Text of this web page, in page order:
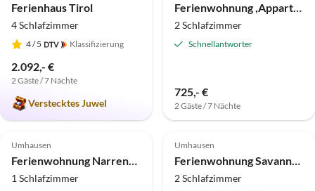
Ferienhaus Tirol
4 Schlafzimmer
4/ 5 Klassifizierung
2.092,- €
2 Gäste / 7 Nächte
Verstecktes Juwel
Ferienwohnung ,Appartement Melanie
2 Schlafzimmer
Schnellantworter
725,- €
2 Gäste / 7 Nächte
Umhausen
Ferienwohnung Narrenkogel
1 Schlafzimmer
Umhausen
Ferienwohnung Savannah im Bio & Reiterhof der Veitenhof
2 Schlafzimmer